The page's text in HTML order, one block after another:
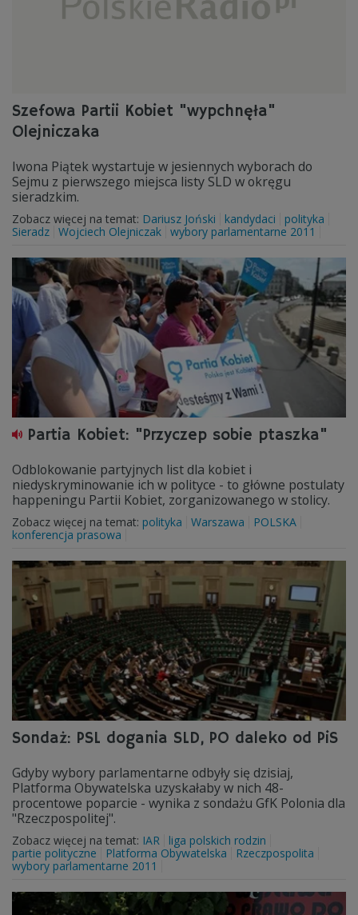
Szefowa Partii Kobiet "wypchnęła"
Olejniczaka
Iwona Piątek wystartuje w jesiennych wyborach do
Sejmu z pierwszego miejsca listy SLD w okręgu
sieradzkim.
Zobacz więcej na temat: Dariusz Joński kandydaci
polityka
Sieradz Wojciech Olejniczak wybory parlamentarne 2011
Partia Kobiet: "Przyczep sobie ptaszka"
Odblokowanie partyjnych list dla kobiet i
niedyskryminowanie ich w polityce - to główne postulaty
happeningu Partii Kobiet, zorganizowanego w stolicy.
Zobacz więcej na temat: polityka Warszawa
POLSKA
konferencja prasowa
Sondaż: PSL dogania SLD, PO daleko od PiS
Gdyby wybory parlamentarne odbyły się dzisiaj,
Platforma Obywatelska uzyskałaby w nich 48-
procentowe poparcie - wynika z sondażu GfK Polonia dla
"Rzeczpospolitej".
Zobacz więcej na temat: IAR
liga polskich rodzin
partie polityczne
Platforma Obywatelska
Rzeczpospolita
wybory parlamentarne 2011